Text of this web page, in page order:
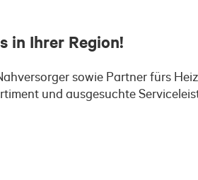
in Ihrer Region!
sowie Partner fürs
und ausgesuchte